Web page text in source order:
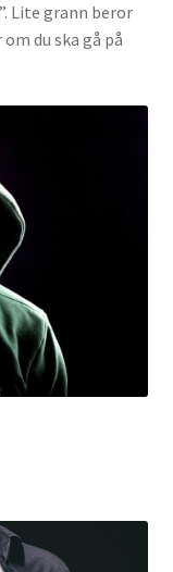
Lite grann beror
du ska gå på